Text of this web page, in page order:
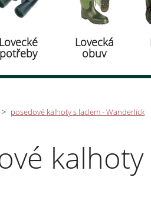
Lovecké
potřeby
Lovecká
obuv
> posedové kalhoty s laclem - Wanderlick